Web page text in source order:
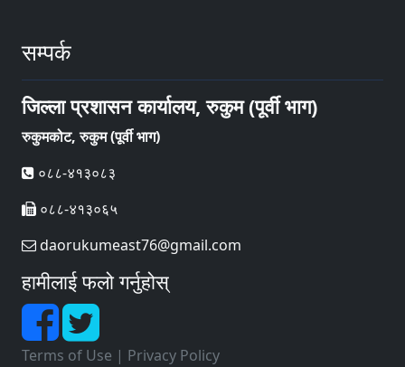
सम्पर्क
जिल्ला प्रशासन कार्यालय, रुकुम (पूर्वी भाग)
रुकुमकोट, रुकुम (पूर्वी भाग)
०८८-४१३०८३
०८८-४१३०६५
daorukumeast76@gmail.com
हामीलाई फलो गर्नुहोस्
Terms of Use | Privacy Policy